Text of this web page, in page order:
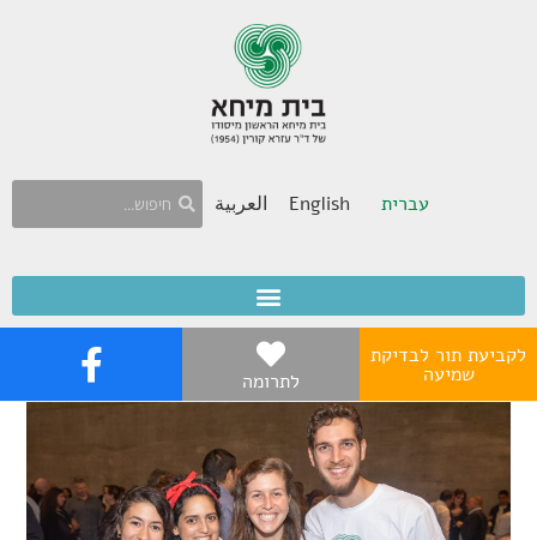
עברית English العربية
לקביעת תור לבדיקת
שמיעה לתרומה